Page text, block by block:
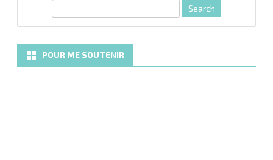
c
POUR ME SOUTENIR